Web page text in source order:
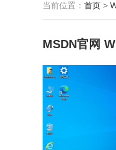
当前位置： 首页 >
MSDN官网